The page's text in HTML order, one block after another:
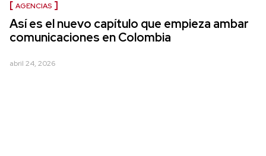
AGENCIAS
Así es el nuevo capítulo que empieza ambar
comunicaciones en Colombia
abril 24, 2026